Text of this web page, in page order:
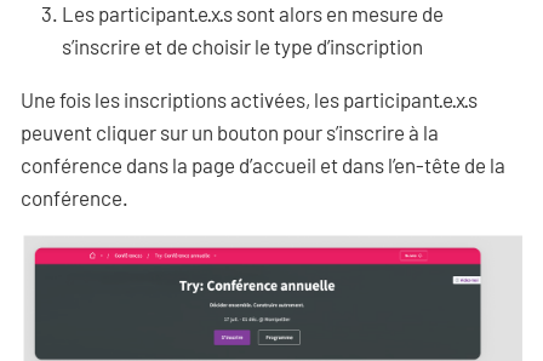
Les participant·e·x·s sont alors en mesure de
s’inscrire et de choisir le type d’inscription
Une fois les inscriptions activées, les participant·e·x·s
peuvent cliquer sur un bouton pour s’inscrire à la
conférence dans la page d’accueil et dans l’en-tête de la
conférence.